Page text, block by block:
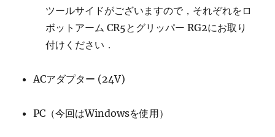
ツールサイドがございますので，それぞれをロ
ボットアーム CR5とグリッパー RG2にお取り
付けください．
ACアダプター (24V)
PC（今回はWindowsを使用）